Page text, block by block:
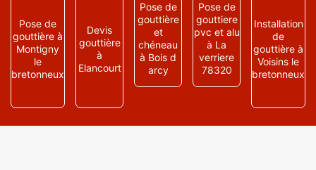
Pose de
gouttière à
Montigny
le
bretonneux
Devis
gouttière
à
Elancourt
Pose de
gouttière
et
chéneau
à Bois d
arcy
Pose de
gouttiere
pvc et alu
à La
verriere
78320
Installation
de
gouttière à
Voisins le
bretonneux